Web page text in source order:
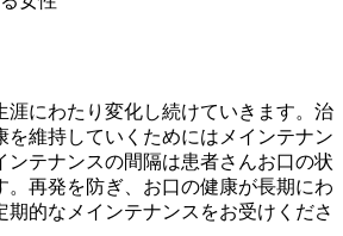
涯にわたり変化し続けていきます。治
を維持していくためにはメインテナン
ンテナンスの間隔は患者さんお口の状
。再発を防ぎ、お口の健康が長期にわ
期的なメインテナンスをお受けくださ